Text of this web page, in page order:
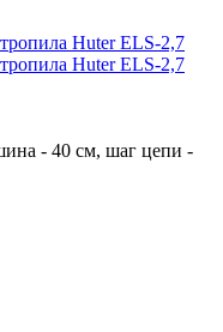
- 40 см, шаг цепи -